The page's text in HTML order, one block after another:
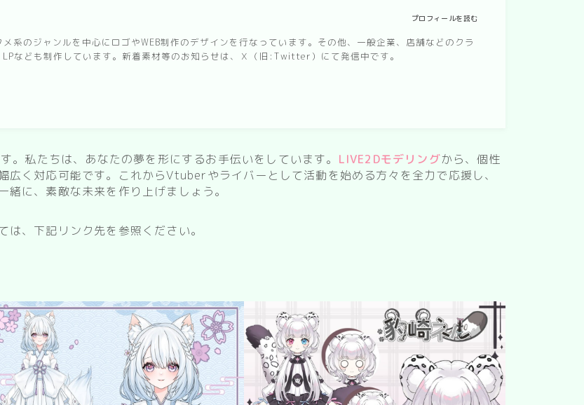
food
kitchen
お風呂
custom rooms
park
facility
Restaurant/Cafe
countryside
病院
系のジャンルを中心にロゴやWEB制作のデザインを行なっています。その他、一般企業、店舗などのクラ
LPなども制作しています。新着素材等のお知らせは、Ｘ（旧:Twitter）にて発信中です。
プロフィールを読む
。私たちは、あなたの夢を形にするお手伝いをしています。 LIVE2Dモデリングから、個性
広く対応可能です。これからVtuberやライバーとして活動を始める方々を全力で応援し、
に、素敵な未来を作り上げましょう。
、下記リンク先を参照ください。